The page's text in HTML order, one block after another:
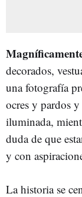
decorados,
una fotografía
ocres y pardos
iluminada,
duda de que
y con
La historia se